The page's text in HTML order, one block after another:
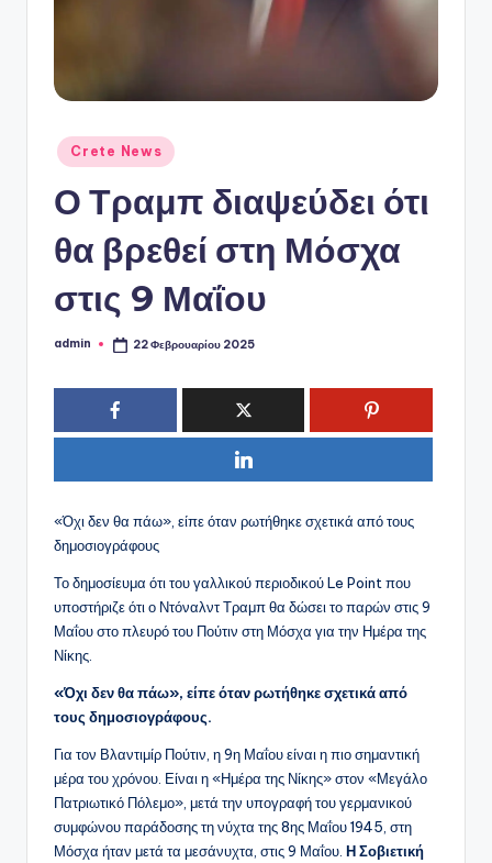
Αναρτήθηκε
σε
Crete News
Ο Τραμπ διαψεύδει ότι
θα βρεθεί στη Μόσχα
στις 9 Μαΐου
Συγγραφέας:
admin 22 Φεβρουαρίου 2025
«Όχι δεν θα πάω», είπε όταν ρωτήθηκε σχετικά από τους
δημοσιογράφους
Το δημοσίευμα ότι του γαλλικού περιοδικού Le Point που
υποστήριζε ότι ο Ντόναλντ Τραμπ θα δώσει το παρών στις 9
Μαΐου στο πλευρό του Πούτιν στη Μόσχα για την Ημέρα της
Νίκης.
«Όχι δεν θα πάω», είπε όταν ρωτήθηκε σχετικά από
τους δημοσιογράφους.
Για τον Βλαντιμίρ Πούτιν, η 9η Μαΐου είναι η πιο σημαντική
μέρα του χρόνου. Είναι η «Ημέρα της Νίκης» στον «Μεγάλο
Πατριωτικό Πόλεμο», μετά την υπογραφή του γερμανικού
συμφώνου παράδοσης τη νύχτα της 8ης Μαΐου 1945, στη
Μόσχα ήταν μετά τα μεσάνυχτα, στις 9 Μαΐου. Η Σοβιετική